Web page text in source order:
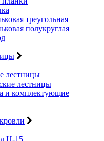
треугольная
полукруглая
лестницы
лестницы
и комплектующие
Н-15